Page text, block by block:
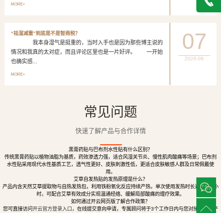
MORE+
“祛湿减重”到底是不是智商税？
我本身湿气是挺重的，当时入手也是因为那些博主说的
情况和我真的太对症，而且评论区里也是一片好评。 一开始
也确实感...
MORE+
07
2026-08
常见问题
快速了解产品与合作详情
黑膏药贴与巴布剂水性贴有什么区别？
传统黑膏药贴以植物油脂为基质，药效渗透力强，适合风湿关节炎、慢性肌肉酸痛等场景；巴布剂
水性贴采用现代水性基质工艺，透气性更好、皮肤刺激性低，更适合皮肤敏感人群及日常佩戴使
用。
艾草自发热贴的发热原理是什么？
产品内含天然艾草提取物与自热发热包，利用铁粉氧化反应持续产热，单次使用发热时长达8至12小
时，可配合艾草有效成分实现温通经络、缓解局部酸痛的理疗效果。
如何通过开云网页版了解合作政策？
您可直接访问 开云官方登录入口，在线提交意向申请，专属顾问将于3个工作日内与您对接，提供产